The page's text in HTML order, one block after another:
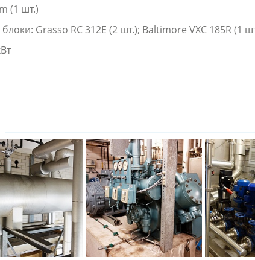
(1 шт.)
Grasso RC 312E (2 шт.); Baltimore VXC 185R (1